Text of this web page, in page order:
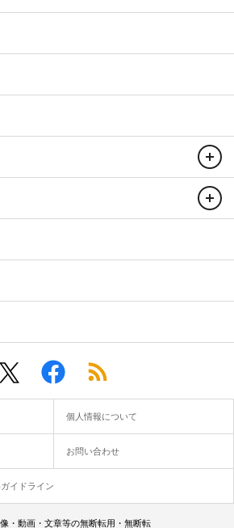
個人情報について
お問い合わせ
イドライン
・動画・文章等の無断転用・無断転